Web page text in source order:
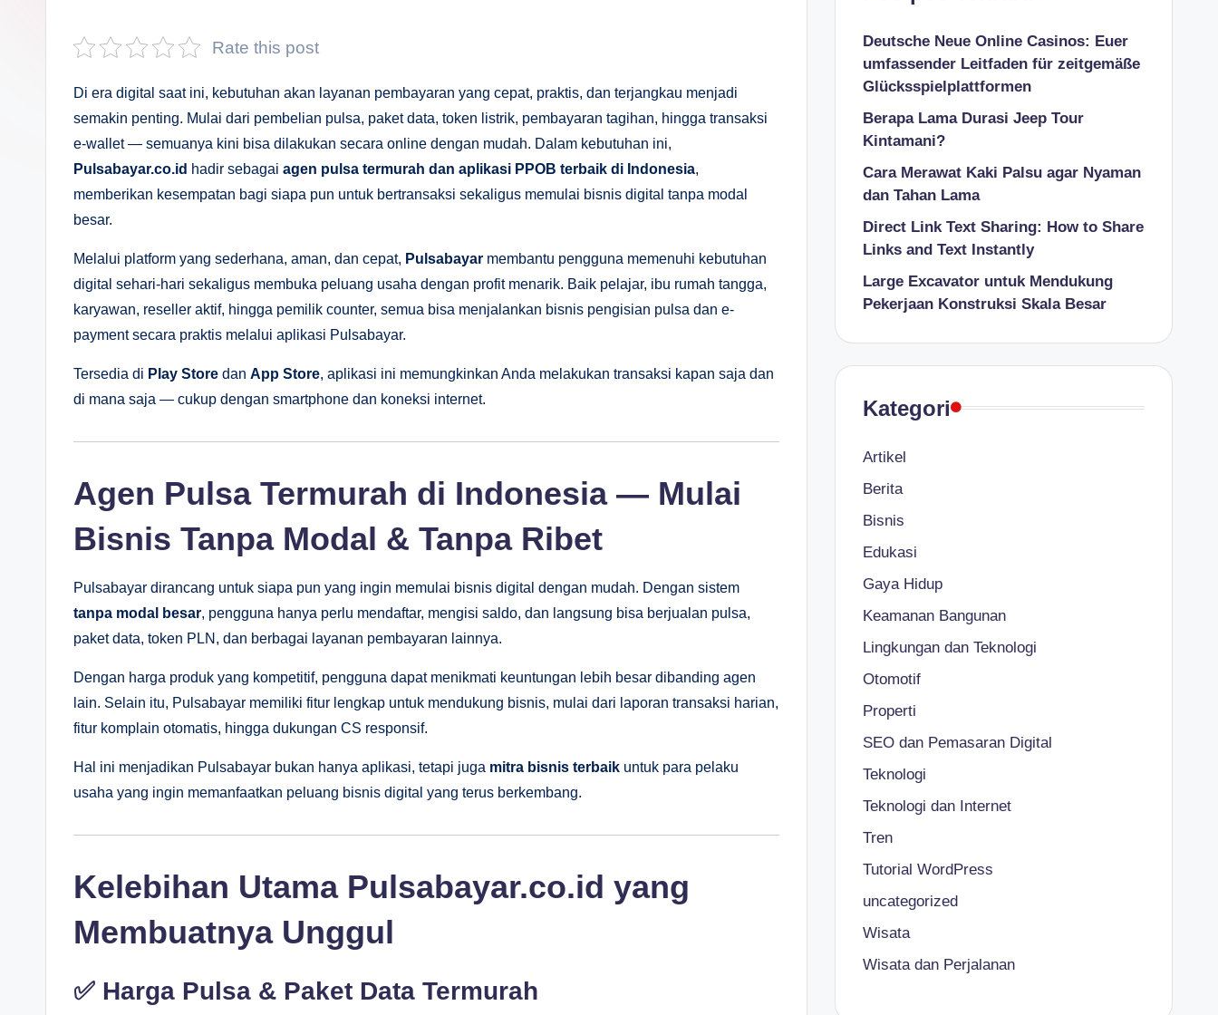
D
Rate this post
Di era digital saat ini, kebutuhan akan layanan pembayaran yang cepat, praktis, dan terjangkau menjadi
semakin penting. Mulai dari pembelian pulsa, paket data, token listrik, pembayaran tagihan, hingga transaksi
e-wallet — semuanya kini bisa dilakukan secara online dengan mudah. Dalam kebutuhan ini,
Pulsabayar.co.id hadir sebagai agen pulsa termurah dan aplikasi PPOB terbaik di Indonesia,
memberikan kesempatan bagi siapa pun untuk bertransaksi sekaligus memulai bisnis digital tanpa modal
besar.
Melalui platform yang sederhana, aman, dan cepat, Pulsabayar membantu pengguna memenuhi kebutuhan
digital sehari-hari sekaligus membuka peluang usaha dengan profit menarik. Baik pelajar, ibu rumah tangga,
karyawan, reseller aktif, hingga pemilik counter, semua bisa menjalankan bisnis pengisian pulsa dan e-
payment secara praktis melalui aplikasi Pulsabayar.
Tersedia di Play Store dan App Store, aplikasi ini memungkinkan Anda melakukan transaksi kapan saja dan
di mana saja — cukup dengan smartphone dan koneksi internet.
Agen Pulsa Termurah di Indonesia — Mulai
Bisnis Tanpa Modal & Tanpa Ribet
Pulsabayar dirancang untuk siapa pun yang ingin memulai bisnis digital dengan mudah. Dengan sistem
tanpa modal besar, pengguna hanya perlu mendaftar, mengisi saldo, dan langsung bisa berjualan pulsa,
paket data, token PLN, dan berbagai layanan pembayaran lainnya.
Dengan harga produk yang kompetitif, pengguna dapat menikmati keuntungan lebih besar dibanding agen
lain. Selain itu, Pulsabayar memiliki fitur lengkap untuk mendukung bisnis, mulai dari laporan transaksi harian,
fitur komplain otomatis, hingga dukungan CS responsif.
Hal ini menjadikan Pulsabayar bukan hanya aplikasi, tetapi juga mitra bisnis terbaik untuk para pelaku
usaha yang ingin memanfaatkan peluang bisnis digital yang terus berkembang.
Kelebihan Utama Pulsabayar.co.id yang
Membuatnya Unggul
✅ Harga Pulsa & Paket Data Termurah
Deutsche Neue Online Casinos: Euer
umfassender Leitfaden für zeitgemäße
Glücksspielplattformen
Berapa Lama Durasi Jeep Tour
Kintamani?
Cara Merawat Kaki Palsu agar Nyaman
dan Tahan Lama
Direct Link Text Sharing: How to Share
Links and Text Instantly
Large Excavator untuk Mendukung
Pekerjaan Konstruksi Skala Besar
Kategori
Artikel
Berita
Bisnis
Edukasi
Gaya Hidup
Keamanan Bangunan
Lingkungan dan Teknologi
Otomotif
Properti
SEO dan Pemasaran Digital
Teknologi
Teknologi dan Internet
Tren
Tutorial WordPress
uncategorized
Wisata
Wisata dan Perjalanan